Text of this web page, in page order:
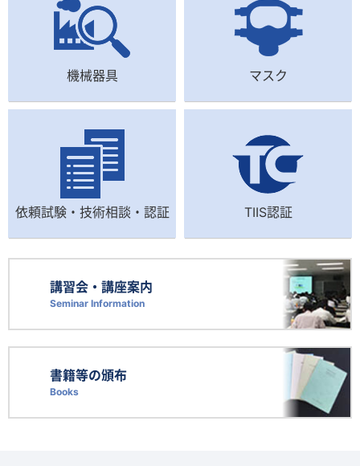
機械器具 マスク
依頼試験・技術相談・認証 TIIS認証
講習会・講座案内
Seminar Information
書籍等の頒布
Books